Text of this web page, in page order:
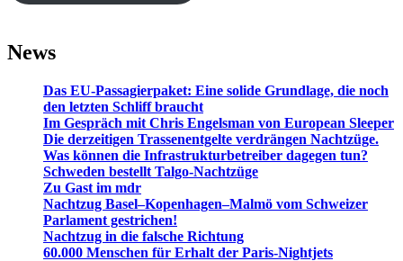
News
Das EU-Passagierpaket: Eine solide Grundlage, die noch
den letzten Schliff braucht
Im Gespräch mit Chris Engelsman von European Sleeper
Die derzeitigen Trassenentgelte verdrängen Nachtzüge.
Was können die Infrastrukturbetreiber dagegen tun?
Schweden bestellt Talgo-Nachtzüge
Zu Gast im mdr
Nachtzug Basel–Kopenhagen–Malmö vom Schweizer
Parlament gestrichen!
Nachtzug in die falsche Richtung
60.000 Menschen für Erhalt der Paris-Nightjets